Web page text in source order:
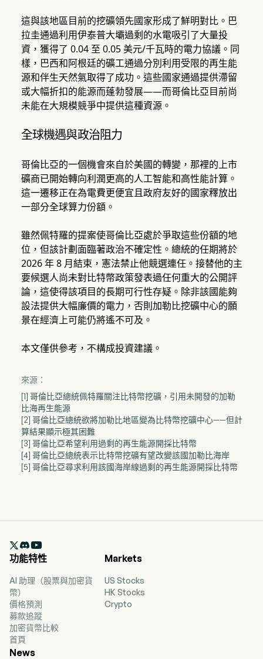
這與該地區目前的挖礦領先國家形成了鮮明對比。巴
拉圭通過利用伊泰普大壩過剩的水電吸引了大量投
資，獲得了 0.04 至 0.05 美元/千瓦時的電力協議。同
樣，巴西和阿根廷的礦工通過分別利用受限的再生能
源和伴生天然氣取得了成功。這些國家通過提供滯留
或大幅折扣的能源而蓬勃發展——而哥倫比亞目前尚
未能在大規模競爭中提供這種資源。
全球機遇與政治阻力
哥倫比亞的一個機會來自於美國的轉變，那裡的上市
礦商已開始轉向利潤更高的人工智能和高性能計算。
這一遷移正在為電費更便宜且政府友好的國家釋放出
一部分全球算力份額。
雖然佩特羅的提案使哥倫比亞處於爭取這些份額的地
位，但該計劃面臨著政治不確定性。總統的任期將於
2026 年 8 月結束，憲法禁止他競選連任。接替他的主
要候選人尚未對比特幣政策發表過任何重大的公開評
論，這使得該項目的長期可行性存疑。除非該國能夠
設法提供大幅廉價的電力，否則加勒比挖礦中心的願
景在經濟上可能仍將遙不可及。
本文僅供參考，不構成投資建議。
來源：
[1] 哥倫比亞總統佩特羅關注比特幣挖礦，引用未開發的加勒
比海再生能源
[2] 哥倫比亞總統欲將加勒比地區變為比特幣挖礦中心——但計
算結果顯示極其困難
[3] 哥倫比亞希望利用過剩的再生能源開採比特幣
[4] 哥倫比亞總統表示比特幣挖礦有望改變該國加勒比海岸
[5] 哥倫比亞尋求利用該國海岸線過剩的再生能源開採比特幣

功能特性
AI 助理（股票與加密貨
幣）
價格預測
募款追蹤
加密貨幣比較
首頁
Markets
US Stocks
HK Stocks
Crypto
News